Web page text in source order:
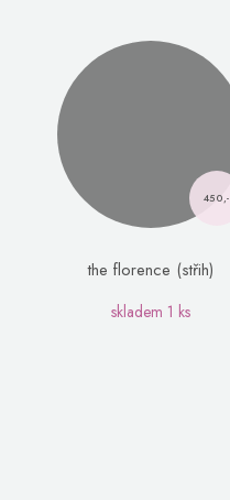
450,-
the florence (střih)
skladem 1 ks